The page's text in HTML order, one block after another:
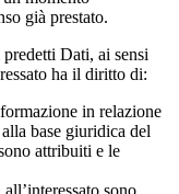
già prestato.
Dati, ai sensi
ha il diritto di:
in relazione
base giuridica del
attribuiti e le